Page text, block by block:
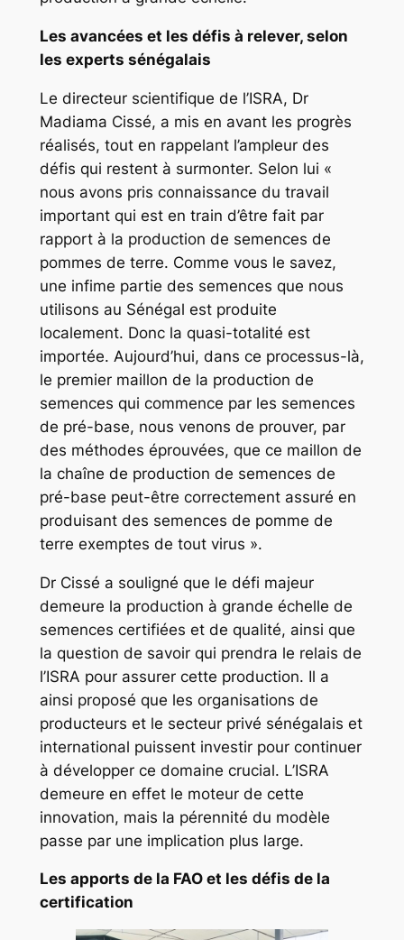
Les avancées et les défis à relever, selon
les experts sénégalais
Le directeur scientifique de l’ISRA, Dr
Madiama Cissé, a mis en avant les progrès
réalisés, tout en rappelant l’ampleur des
défis qui restent à surmonter. Selon lui «
nous avons pris connaissance du travail
important qui est en train d’être fait par
rapport à la production de semences de
pommes de terre. Comme vous le savez,
une infime partie des semences que nous
utilisons au Sénégal est produite
localement. Donc la quasi-totalité est
importée. Aujourd’hui, dans ce processus-là,
le premier maillon de la production de
semences qui commence par les semences
de pré-base, nous venons de prouver, par
des méthodes éprouvées, que ce maillon de
la chaîne de production de semences de
pré-base peut-être correctement assuré en
produisant des semences de pomme de
terre exemptes de tout virus ».
Dr Cissé a souligné que le défi majeur
demeure la production à grande échelle de
semences certifiées et de qualité, ainsi que
la question de savoir qui prendra le relais de
l’ISRA pour assurer cette production. Il a
ainsi proposé que les organisations de
producteurs et le secteur privé sénégalais et
international puissent investir pour continuer
à développer ce domaine crucial. L’ISRA
demeure en effet le moteur de cette
innovation, mais la pérennité du modèle
passe par une implication plus large.
Les apports de la FAO et les défis de la
certification